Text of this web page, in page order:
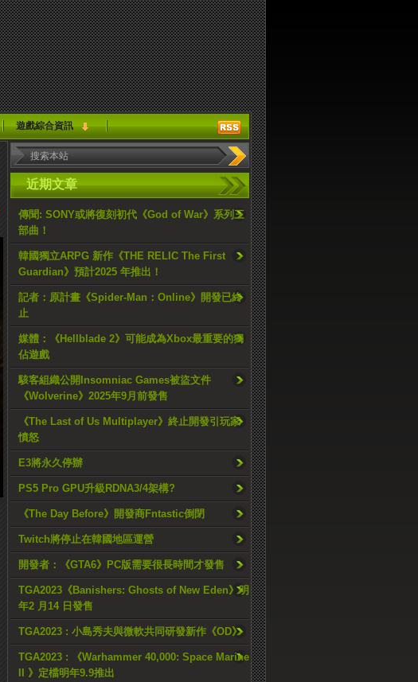
遊戲綜合資訊
近期文章
傳聞: SONY或將復刻初代《God of War》系列三
部曲！
韓國獨立ARPG 新作《THE RELIC The First
Guardian》預計2025 年推出！
記者：原計畫《Spider-Man：Online》開發已終
止
媒體：《Hellblade 2》可能成為Xbox最重要的獨
佔遊戲
駭客組織公開Insomniac Games被盜文件
《Wolverine》2025年9月前發售
《The Last of Us Multiplayer》終止開發引玩家
憤怒
E3將永久停辦
PS5 Pro GPU升級RDNA3/4架構?
《The Day Before》開發商Fntastic倒閉
Twitch將停止在韓國地區運營
開發者：《GTA6》PC版需要很長時間才發售
TGA2023《Banishers: Ghosts of New Eden》明
年2 月14 日發售
TGA2023 : 小島秀夫與微軟共同研發新作《OD》
TGA2023 : 《Warhammer 40,000: Space Marine
II 》定檔明年9.9推出